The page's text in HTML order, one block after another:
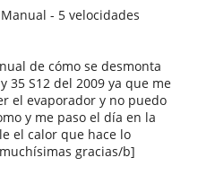
Manual - 5 velocidades
de cómo se desmonta
35 S12 del 2009 ya que me
el evaporador y no puedo
y me paso el día en la
el calor que hace lo
gracias/b]